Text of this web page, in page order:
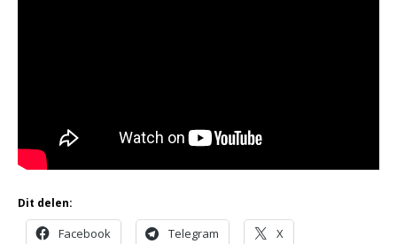
Dit delen:
Facebook Telegram X